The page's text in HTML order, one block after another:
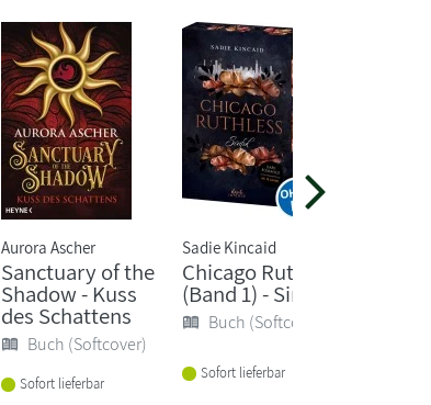
Aurora Ascher
Sanctuary of the
Shadow - Kuss
des Schattens
Buch (Softcover)
Sofort lieferbar
Sadie Kincaid
Chicago Ruthless
(Band 1) - Sinful
Buch (Softcover)
Sofort lieferbar